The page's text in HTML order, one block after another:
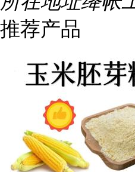
推荐产品